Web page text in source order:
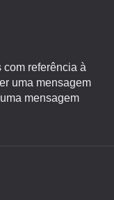
com referência à
uma mensagem
mensagem